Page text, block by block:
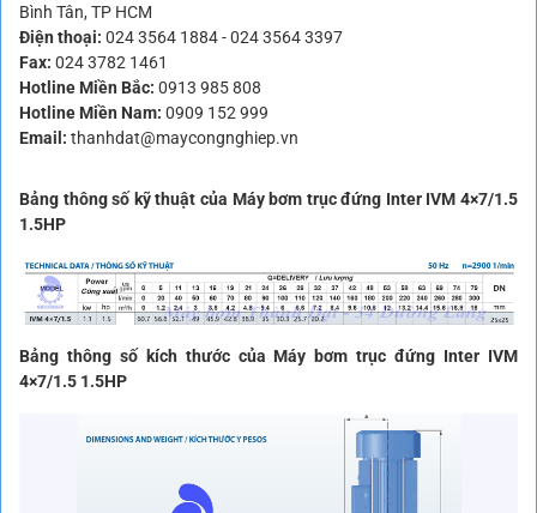
Bình Tân, TP HCM
Điện thoại: 024 3564 1884-024 3564 3397
Fax: 024 3782 1461
Hotline Miền Bắc: 0913 985 808
Hotline Miền Nam: 0909 152 999
Email: thanhdat@maycongnghiep.vn
Bảng thông số kỹ thuật của Máy bơm trục đứng Inter IVM 4×7/1.5
1.5HP
Bảng thông số kích thước của Máy bơm trục đứng Inter IVM
4×7/1.5 1.5HP